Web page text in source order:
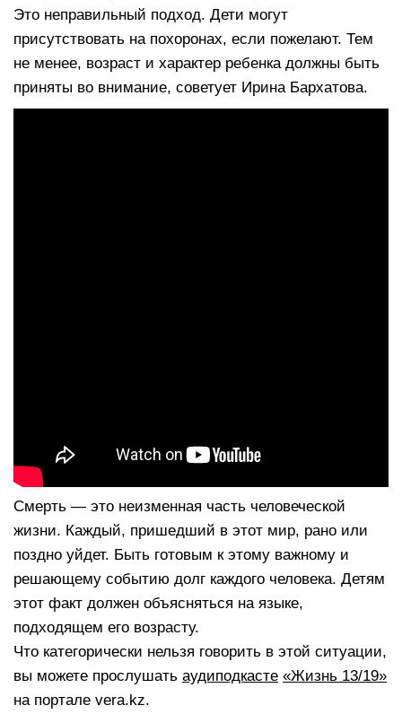
Это неправильный подход. Дети могут
присутствовать на похоронах, если пожелают. Тем
не менее, возраст и характер ребенка должны быть
приняты во внимание, советует Ирина Бархатова.
Смерть — это неизменная часть человеческой
жизни. Каждый, пришедший в этот мир, рано или
поздно уйдет. Быть готовым к этому важному и
решающему событию долг каждого человека. Детям
этот факт должен объясняться на языке,
подходящем его возрасту.
Что категорически нельзя говорить в этой ситуации,
вы можете прослушать аудиподкасте «Жизнь 13/19»
на портале vera.kz.